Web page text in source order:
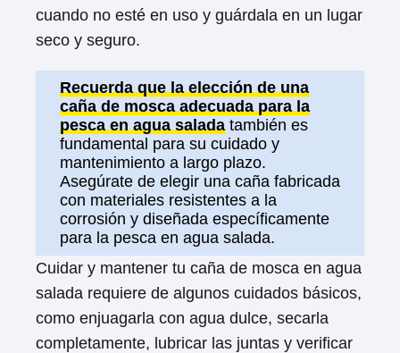
cuando no esté en uso y guárdala en un lugar
seco y seguro.
Recuerda que la elección de una
caña de mosca adecuada para la
pesca en agua saladatambién es
fundamental para su cuidado y
mantenimiento a largo plazo.
Asegúrate de elegir una caña fabricada
con materiales resistentes a la
corrosión y diseñada específicamente
para la pesca en agua salada.
Cuidar y mantener tu caña de mosca en agua
salada requiere de algunos cuidados básicos,
como enjuagarla con agua dulce, secarla
completamente, lubricar las juntas y verificar